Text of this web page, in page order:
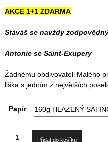
AKCE 1+1 ZDARMA
Stáváš se navždy
Antonie se Saint-Exupery
Žádnému obdivovateli Malého
liška s jedním z největších
Papír
PRINCOVA
Přidat do košíku